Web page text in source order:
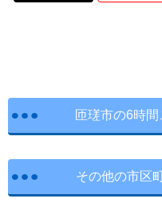
匝瑳市の6時
その他の市区